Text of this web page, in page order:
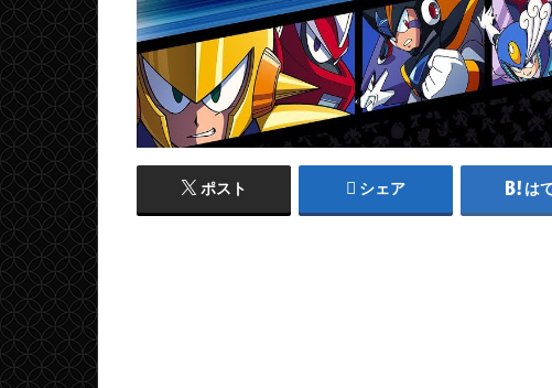
ポスト シェア は